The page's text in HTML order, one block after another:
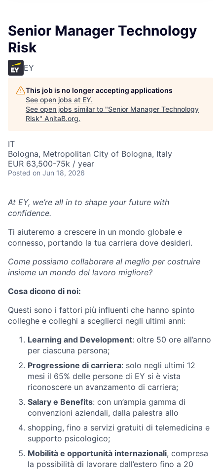
Senior Manager Technology
Risk
EY
This job is no longer accepting applications
See open jobs at EY.
See open jobs similar to "Senior Manager Technology
Risk" AnitaB.org.
IT
Bologna, Metropolitan City of Bologna, Italy
EUR 63,500-75k / year
Posted on Jun 18, 2026
At EY, we’re all in to shape your future with
confidence.
Ti aiuteremo a crescere in un mondo globale e
connesso, portando la tua carriera dove desideri.
Come possiamo collaborare al meglio per costruire
insieme un mondo del lavoro migliore?
Cosa dicono di noi:
Questi sono i fattori più influenti che hanno spinto
colleghe e colleghi a sceglierci negli ultimi anni:
Learning and Development: oltre 50 ore all’anno
per ciascuna persona;
Progressione di carriera: solo negli ultimi 12
mesi il 65% delle persone di EY si è vista
riconoscere un avanzamento di carriera;
Salary e Benefits: con un’ampia gamma di
convenzioni aziendali, dalla palestra allo
shopping, fino a servizi gratuiti di telemedicina e
supporto psicologico;
Mobilità e opportunità internazionali, compresa
la possibilità di lavorare dall’estero fino a 20